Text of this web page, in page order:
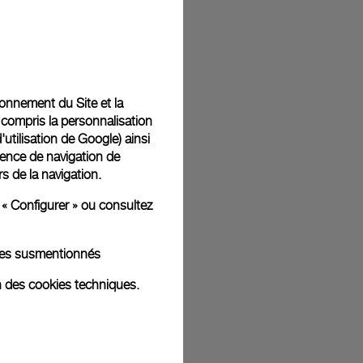
d'illustration. Les coloris et tailles peuvent varier par rapport
du Site et la
la personnalisation
de Google) ainsi
de navigation de
de la navigation.
Configurer » ou consultez
susmentionnés
des cookies techniques.